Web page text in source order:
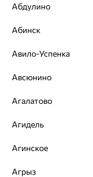
Абдулино
Абинск
Авило-Успенка
Авсюнино
Агалатово
Агидель
Агинское
Агрыз